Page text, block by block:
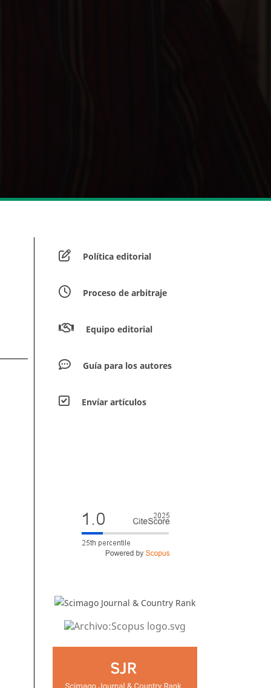
Política editorial
Proceso de arbitraje
Equipo editorial
Guía para los autores
Envíar artículos